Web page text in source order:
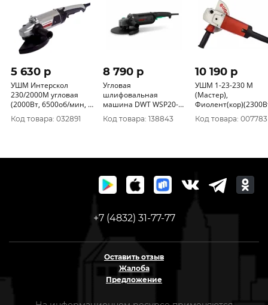
5 630 p
УШМ Интерскол
230/2000М угловая
(2000Вт, 6500об/мин, ф
230мм, 4.5кг )
626.1.1.00
Код товара: 032891
8 790 p
Угловая
шлифовальная
машина DWT WSP20-
230 TSQ
Код товара: 138843
10 190 p
УШМ 1-23-230 М
(Мастер),
6500об/мин,
Код товара: 007783
+7 (4832) 31-77-77
Оставить отзыв
Жалоба
Предложение